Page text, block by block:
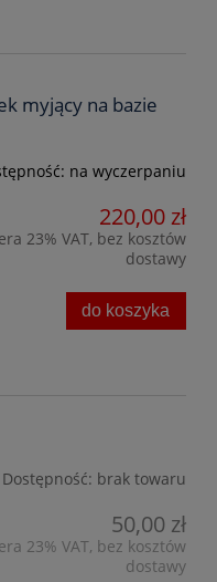
myjący na bazie
na wyczerpaniu
220,00 zł
23% VAT, bez kosztów
dostawy
do koszyka
Dostępność: brak towaru
50,00 zł
23% VAT, bez kosztów
dostawy